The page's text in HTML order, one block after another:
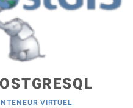
VIRTUEL